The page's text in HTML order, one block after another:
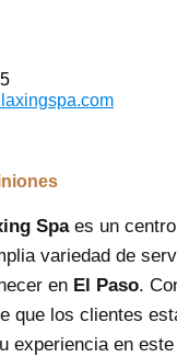
Spaes un
variedad de
en El Paso.
que los clientes
experiencia en este